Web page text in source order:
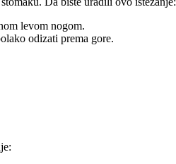
levom nogom.
odizati prema gore.